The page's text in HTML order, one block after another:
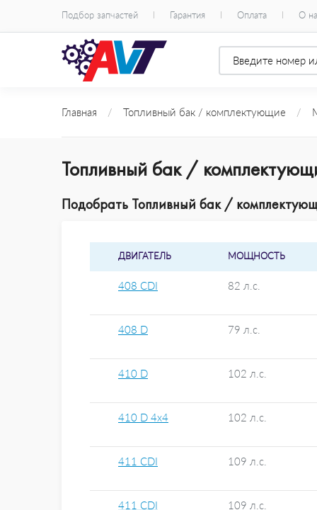
Подбор запчастей Гарантия Оплата О
Главная / Топливный бак / комплектующие /
Топливный бак /
Подобрать Топливный бак /
ДВИГАТЕЛЬ МОЩНОСТЬ
408 CDI 82 л.с.
408 D 79 л.с.
410 D 102 л.с.
410 D 4x4 102 л.с.
411 CDI 109 л.с.
411 CDI
109 л.с.